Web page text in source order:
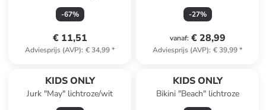
-67%
€ 11,51
Adviesprijs (AVP): € 34,99*
-27%
vanaf: € 28,99
Adviesprijs (AVP): € 39,99*
KIDS ONLY
Jurk "May" lichtroze/wit
KIDS ONLY
Bikini "Beach" lichtroze